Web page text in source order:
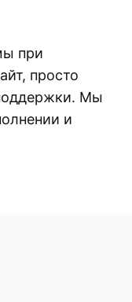
при
просто
Мы
и